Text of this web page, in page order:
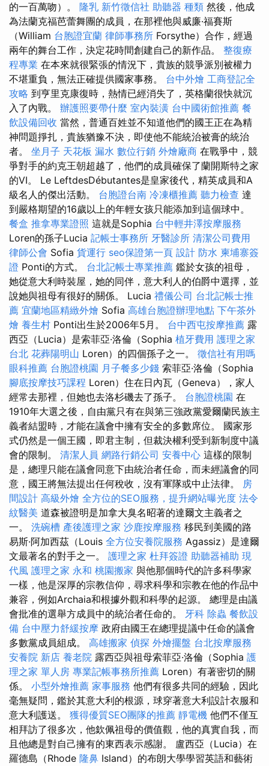
的一百萬吻）。 隆乳 新竹徵信社 助聽器 種類 然後，他成
為法蘭克福芭蕾舞團的成員，在那裡他與威廉·福賽斯
（William 台胞證宜蘭 律師事務所 Forsythe）合作，經過
兩年的舞台工作，決定花時間創建自己的新作品。 整復療
程專業 在本來就很緊張的情況下，貴族的競爭派別被權力
不堪重負，無法正確提供國家事務。 台中外燴 工商登記全
攻略 到亨里克康復時，熱情已經消失了，英格蘭很快就沉
入了內戰。 辦護照要帶什麼 室內裝潢 台中國術館推薦 餐
飲設備回收 當然，普通百姓並不知道他們的國王正在為精
神問題掙扎，貴族猶豫不決，即使他不能統治被膏的統治
者。 坐月子 天花板 漏水 數位行銷 外燴廠商 在戰爭中，競
爭對手的約克王朝超越了，他們的成員確保了蘭開斯特之家
的VI。 Le LeftdesDébutantes是皇家後代，精英成員和A
級名人的傑出活動。 台胞證台南 冷凍櫃推薦 聽力檢查 達
到嚴格期望的16歲以上的年輕女孩只能添加到這個球中。
餐盒 推拿專業證照 這就是Sophia 台中輕井澤按摩服務
Loren的孫子Lucia 記帳士事務所 牙醫診所 清潔公司費用
律師公會 Sofia 貨運行 seo保證第一頁 設計 防水 柬埔寨簽
證 Ponti的方式。 台北記帳士專業推薦 鑑於女孩的祖母，
她從意大利時裝屋，她的同伴，意大利人的伯爵中選擇，並
說她與祖母有很好的關係。 Lucia 禮儀公司 台北記帳士推
薦 宜蘭地區精緻外燴 Sofia 高雄台胞證辦理地點 下午茶外
燴 養生村 Ponti出生於2006年5月。 台中西屯按摩推薦 露
西亞（Lucia）是索菲亞·洛倫（Sophia 植牙費用 護理之家
台北 花葬陽明山 Loren）的四個孫子之一。 徵信社有用嗎
眼科推薦 台胞證桃園 月子餐多少錢 索菲亞·洛倫（Sophia
腳底按摩技巧課程 Loren）住在日內瓦（Geneva），家人
經常去那裡，但她也去洛杉磯去了孫子。 台胞證桃園 在
1910年大選之後，自由黨只有在與第三強政黨愛爾蘭民族主
義者結盟時，才能在議會中擁有安全的多數席位。 國家形
式仍然是一個王國，即君主制，但裁決權利受到新制度中議
會的限制。 清潔人員 網路行銷公司 安養中心 這樣的限制
是，總理只能在議會同意下由統治者任命，而未經議會的同
意，國王將無法提出任何稅收，沒有軍隊或中止法律。 房
間設計 高級外燴 全方位的SEO服務，提升網站曝光度 法令
紋醫美 道森被證明是加拿大臭名昭著的達爾文主義者之
一。 洗碗槽 產後護理之家 沙鹿按摩服務 移民到美國的路
易斯·阿加西茲（Louis 全方位安養院服務 Agassiz）是達爾
文最著名的對手之一。 護理之家 杜拜簽證 助聽器補助 現
代風 護理之家 永和 桃園搬家 與他那個時代的許多科學家
一樣，他是深厚的宗教信仰，尋求科學和宗教在他的作品中
兼容，例如Archaia和根據外觀和科學的起源。 總理是由議
會批准的選舉方成員中的統治者任命的。 牙科 除蟲 餐飲設
備 台中壓力舒緩按摩 政府由國王在總理提議中任命的議會
多數黨成員組成。 高雄搬家 偵探 外燴擺盤 台北按摩服務
安養院 新店 養老院 露西亞與祖母索菲亞·洛倫（Sophia 護
理之家 單人房 專業記帳事務所推薦 Loren）有著密切的關
係。 小型外燴推薦 家事服務 他們有很多共同的經驗，因此
毫無疑問，鑑於其意大利的根源，球穿著意大利設計衣服和
意大利護送。 獲得優質SEO團隊的推薦 靜電機 他們不僅互
相拜訪了很多次，他欽佩祖母的價值觀，他的真實自我，而
且他總是對自己擁有的東西表示感謝。 盧西亞（Lucia）在
羅德島（Rhode 隆鼻 Island）的布朗大學學習英語和藝術